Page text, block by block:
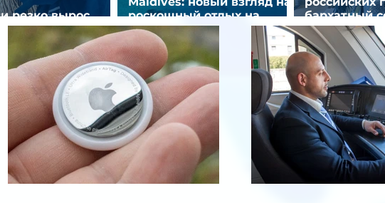
резко вырос
отели без звезд
роскошный отдых на
Мальдивах
бархатный
снизилась на